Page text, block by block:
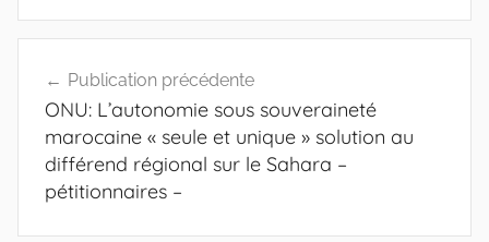
de
l’article
Publication précédente
ONU: L’autonomie sous souveraineté
marocaine « seule et unique » solution au
différend régional sur le Sahara –
pétitionnaires –